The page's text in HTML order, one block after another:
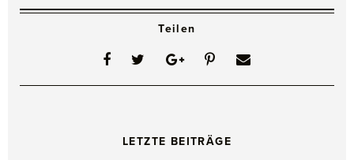
Teilen
LETZTE BEITRÄGE